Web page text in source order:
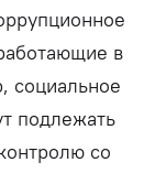
в
социальное
подлежать
со